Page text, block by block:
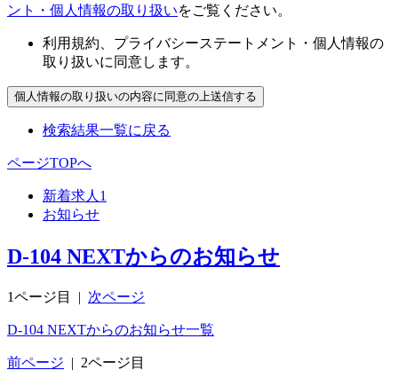
ント・個人情報の取り扱いをご覧ください。
利用規約、プライバシーステートメント・個人情報の
取り扱いに同意します。
検索結果一覧に戻る
ページTOPへ
新着求人 1
お知らせ
D-104 NEXTからのお知らせ
1ページ目 | 次ページ
D-104 NEXTからのお知らせ一覧
前ページ | 2ページ目